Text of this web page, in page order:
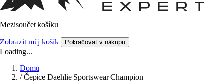
Mezisoučet košíku
Zobrazit můj košík Pokračovat v nákupu
Loading...
Domů
/ Čepice Daehlie Sportswear Champion